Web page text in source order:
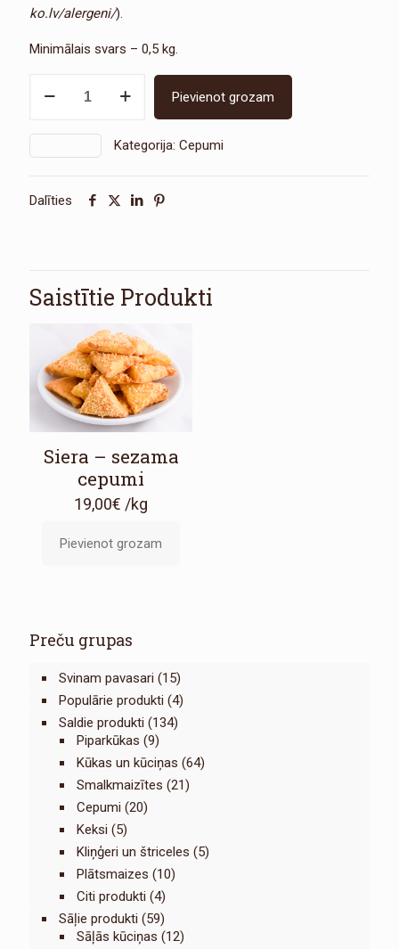
ko.lv/alergeni/).
Minimālais svars – 0,5 kg.
Pievienot grozam
Kategorija: Cepumi
Dalīties
Saistītie Produkti
Siera – sezama
cepumi
19,00€ /kg
Pievienot grozam
Preču grupas
Svinam pavasari (15)
Populārie produkti (4)
Saldie produkti (134)
Piparkūkas (9)
Kūkas un kūciņas (64)
Smalkmaizītes (21)
Cepumi (20)
Keksi (5)
Kliņģeri un štriceles (5)
Plātsmaizes (10)
Citi produkti (4)
Sāļie produkti (59)
Sāļās kūciņas (12)